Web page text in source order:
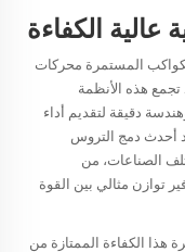
عالية الكفاءة
محركات
تجمع هذه الأنظمة
دقيقة لتقديم أداء
أحدث دمج التروس
الصناعات، من
توازن مثالي بين القوة
هذا الكفاءة الممتازة من